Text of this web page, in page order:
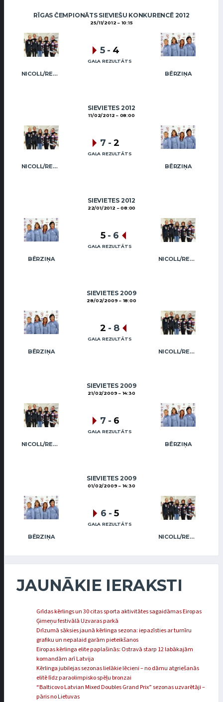
RĪGAS ČEMPIONĀTS SIEVIEŠU KONKURENCĒ 2012
25/11/2012 10:15
NICOLL/REGŽA BĒRZIŅA
5 - 4
GALA REZULTĀTS
SIEVIETES 2012
11/02/2012 08:00
NICOLL/REGŽA BĒRZIŅA
7 - 2
GALA REZULTĀTS
SIEVIETES 2012
22/01/2012 08:00
BĒRZIŅA NICOLL/REGŽA
5 - 6
GALA REZULTĀTS
SIEVIETES 2009
28/02/2009 18:00
BĒRZIŅA NICOLL/REGŽA
2 - 8
GALA REZULTĀTS
SIEVIETES 2009
21/02/2009 14:30
NICOLL/REGŽA BĒRZIŅA
7 - 6
GALA REZULTĀTS
SIEVIETES 2009
01/02/2009 14:30
BĒRZIŅA NICOLL/REGŽA
6 - 5
GALA REZULTĀTS
JAUNĀKIE IERAKSTI
Grīdas kērlings un 30 citas sporta aktivitātes sagaidāmas Eiropas
Ģimeņu festivālā Uzvaras parkā
Drīzumā sāksies jaunā kērlinga sezona: iepazīsties ar turnīru
grafiku un nepalaid garām pieteikšanos
Eiropas kērlinga elite paplašinās: Ostravā starp 12 labākajām
komandām arī Latvija
Kērlinga jubilejas sezonas lielākie lēcieni – no dāmu atgriešanās
elitē līdz paraolimpisko spēļu bronzai
“Balticovo Latvian Mixed Doubles Grand Prix” sezonas uzvarētāji –
pāris no Lietuvas